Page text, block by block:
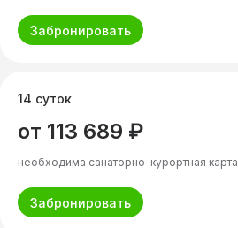
Забронировать
Забронировать
необходима санаторно-курортная карта
от 113 689 ₽
14 суток